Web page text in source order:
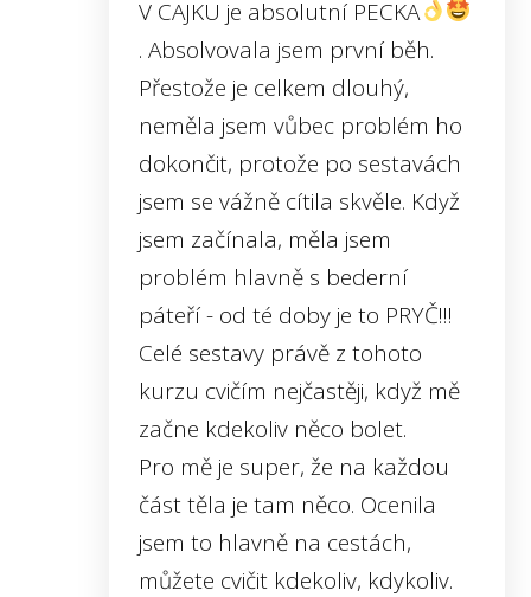
V CAJKU je absolutní PECKA
. Absolvovala jsem první běh.
Přestože je celkem dlouhý,
neměla jsem vůbec problém ho
dokončit, protože po sestavách
jsem se vážně cítila skvěle. Když
jsem začínala, měla jsem
problém hlavně s bederní
páteří - od té doby je to PRYČ!!!
Celé sestavy právě z tohoto
kurzu cvičím nejčastěji, když mě
začne kdekoliv něco bolet.
Pro mě je super, že na každou
část těla je tam něco. Ocenila
jsem to hlavně na cestách,
můžete cvičit kdekoliv, kdykoliv.